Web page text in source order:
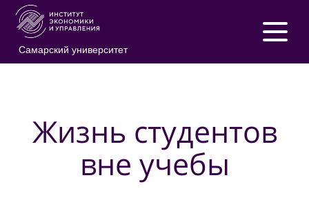
Самарский университет
Жизнь студентов
вне учебы